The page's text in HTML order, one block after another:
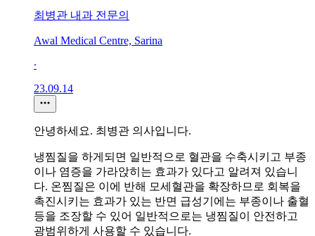
최병관 내과 전문의
Awal Medical Centre, Sarina
∙
23.09.14
안녕하세요. 최병관 의사입니다.
냉찜질을 하게되면 일반적으로 혈관을 수축시키고 부종
이나 염증을 가라앉히는 효과가 있다고 알려져 있습니
다. 온찜질은 이에 반해 모세혈관을 확장하므로 회복을
촉진시키는 효과가 있는 반면 급성기에는 부종이나 출혈
등을 조장할 수 있어 일반적으로는 냉찜질이 안전하고
광범위하게 사용할 수 있습니다.